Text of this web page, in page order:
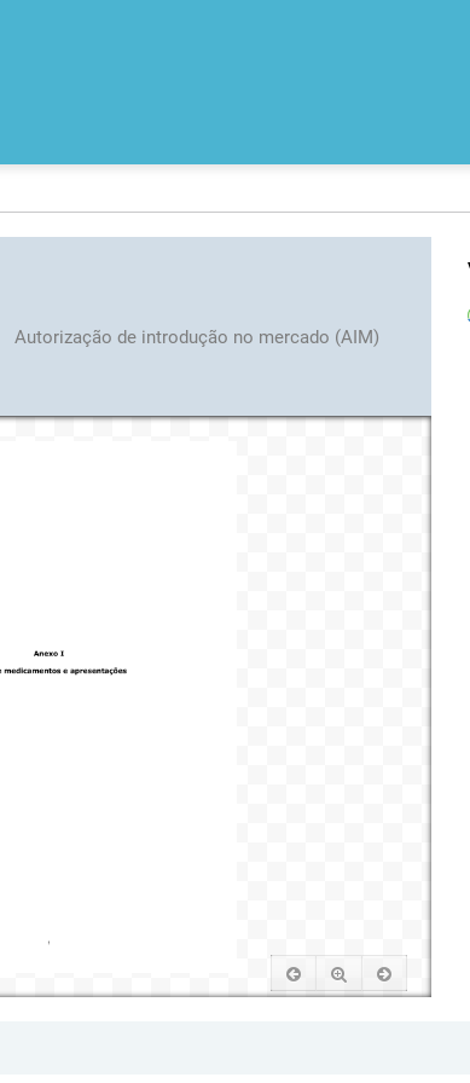
Autorização de introdução no mercado (AIM)